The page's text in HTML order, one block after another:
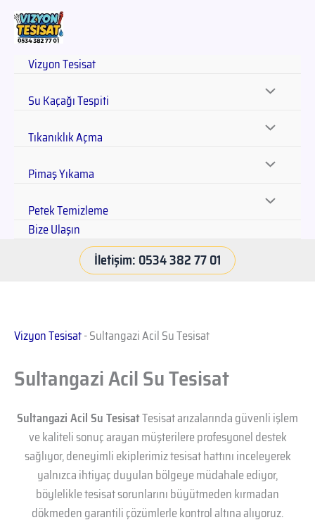
Vizyon Tesisat
Su Kaçağı Tespiti
Tıkanıklık Açma
Pimaş Yıkama
Petek Temizleme
Bize Ulaşın
İletişim: 0534 382 77 01
Vizyon Tesisat-Sultangazi Acil Su Tesisat
Sultangazi Acil Su Tesisat
Sultangazi Acil Su TesisatTesisat arızalarında güvenli işlem
ve kaliteli sonuç arayan müşterilere profesyonel destek
sağlıyor, deneyimli ekiplerimiz tesisat hattını inceleyerek
yalnızca ihtiyaç duyulan bölgeye müdahale ediyor,
böylelikle tesisat sorunlarını büyütmeden kırmadan
dökmeden garantili çözümlerle kontrol altına alıyoruz.